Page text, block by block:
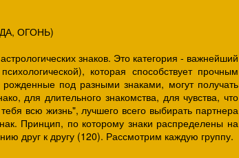
ОГОНЬ)
знаков. Это категория - важнейший
которая способствует прочным
под разными знаками, могут получать
для длительного знакомства, для чувства, что
всю жизнь", лучшего всего выбирать партнера
Принцип, по которому знаки распределены на
друг к другу (120). Рассмотрим каждую группу.